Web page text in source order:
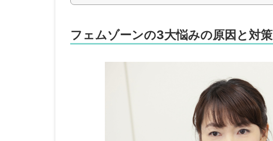
フェムゾーンの3大悩みの原因と対策